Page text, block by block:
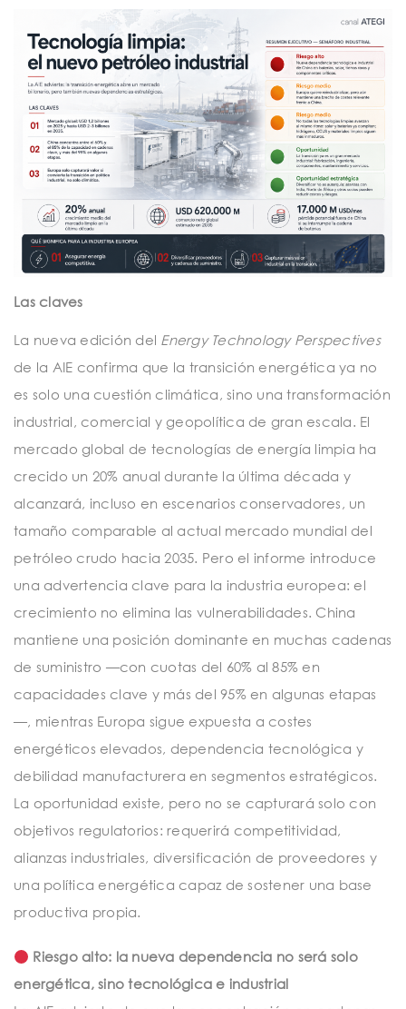
Las claves
La nueva edición del Energy Technology Perspectives
de la AIE confirma que la transición energética ya no
es solo una cuestión climática, sino una transformación
industrial, comercial y geopolítica de gran escala. El
mercado global de tecnologías de energía limpia ha
crecido un 20% anual durante la última década y
alcanzará, incluso en escenarios conservadores, un
tamaño comparable al actual mercado mundial del
petróleo crudo hacia 2035. Pero el informe introduce
una advertencia clave para la industria europea: el
crecimiento no elimina las vulnerabilidades. China
mantiene una posición dominante en muchas cadenas
de suministro —con cuotas del 60% al 85% en
capacidades clave y más del 95% en algunas etapas
—, mientras Europa sigue expuesta a costes
energéticos elevados, dependencia tecnológica y
debilidad manufacturera en segmentos estratégicos.
La oportunidad existe, pero no se capturará solo con
objetivos regulatorios: requerirá competitividad,
alianzas industriales, diversificación de proveedores y
una política energética capaz de sostener una base
productiva propia.
Riesgo alto: la nueva dependencia no será solo
energética, sino tecnológica e industrial